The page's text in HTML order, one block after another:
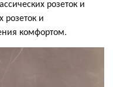
розеток и
и
комфортом.